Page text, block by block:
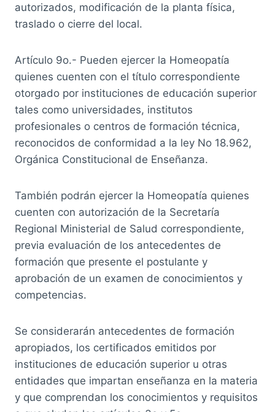
autorizados, modificación de la planta física,
traslado o cierre del local.
Artículo 9o.- Pueden ejercer la Homeopatía
quienes cuenten con el título correspondiente
otorgado por instituciones de educación superior
tales como universidades, institutos
profesionales o centros de formación técnica,
reconocidos de conformidad a la ley No 18.962,
Orgánica Constitucional de Enseñanza.
También podrán ejercer la Homeopatía quienes
cuenten con autorización de la Secretaría
Regional Ministerial de Salud correspondiente,
previa evaluación de los antecedentes de
formación que presente el postulante y
aprobación de un examen de conocimientos y
competencias.
Se considerarán antecedentes de formación
apropiados, los certificados emitidos por
instituciones de educación superior u otras
entidades que impartan enseñanza en la materia
y que comprendan los conocimientos y requisitos